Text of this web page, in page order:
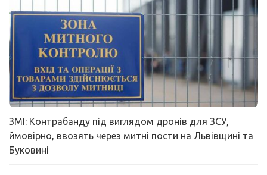
ЗМІ: Контрабанду під виглядом дронів для ЗСУ,
ймовірно, ввозять через митні пости на Львівщині та
Буковині